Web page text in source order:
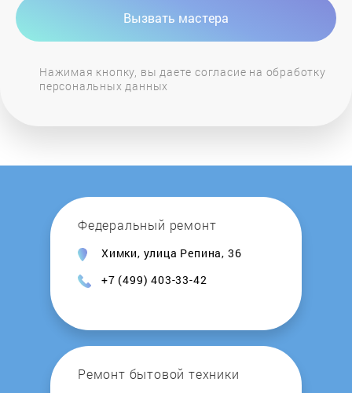
Redmond
Royal Clima
Sendo
Sharp
Smart
Вызвать мастера
Нажимая кнопку, вы даете согласие на обработку
персональных данных
Федеральный ремонт
Химки, улица Репина, 36
+7 (499) 403-33-42
Ремонт бытовой техники